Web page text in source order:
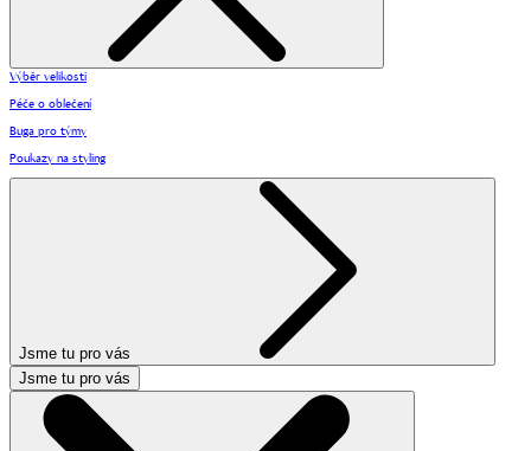
Výběr velikosti
Péče o oblečení
Buga pro týmy
Poukazy na styling
Jsme tu pro vás
Jsme tu pro vás